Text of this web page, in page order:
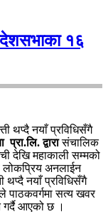
१६
थप्दै नयाँ प्रविधिसँगै
द्वारासंचालिक
देखि महाकाली सम्मको
लोकप्रिय अनलाईन
थप्दै नयाँ प्रविधिसँगै
पाठकवर्गमा सत्य खवर
गर्दै आएको छ ।